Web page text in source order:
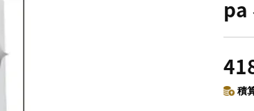
pa
積